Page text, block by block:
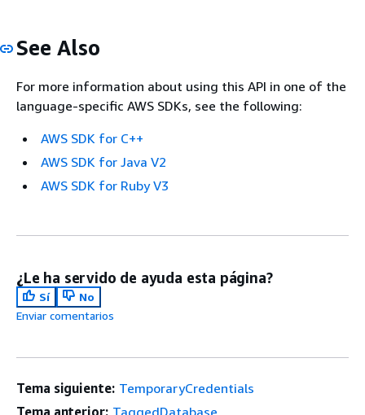
See Also
For more information about using this API in one of the
language-specific AWS SDKs, see the following:
AWS SDK for C++
AWS SDK for Java V2
AWS SDK for Ruby V3
¿Le ha servido de ayuda esta página?
Sí
No
Enviar comentarios
Tema siguiente: TemporaryCredentials
Tema anterior: TaggedDatabase